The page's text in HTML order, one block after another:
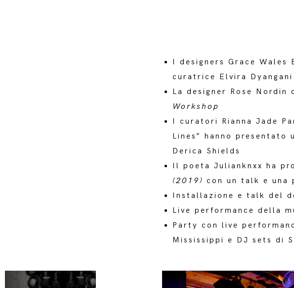
I designers Grace Wales
curatrice Elvira Dyangani
La designer Rose Nordin
Workshop
I curatori Rianna Jade
Lines” hanno
Derica Shields
Il poeta Julianknxx ha
(2019) con un talk e una
Installazione e talk del
Live performance della
Party con live
Mississippi e DJ sets di